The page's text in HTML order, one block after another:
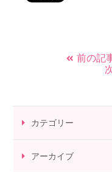
前の記
カテゴリー
アーカイブ